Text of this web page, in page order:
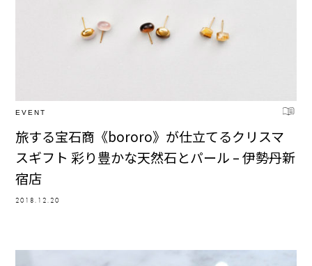
EVENT
旅する宝石商《bororo》が仕立てるクリスマ
スギフト 彩り豊かな天然石とパール – 伊勢丹新
宿店
2018.12.20